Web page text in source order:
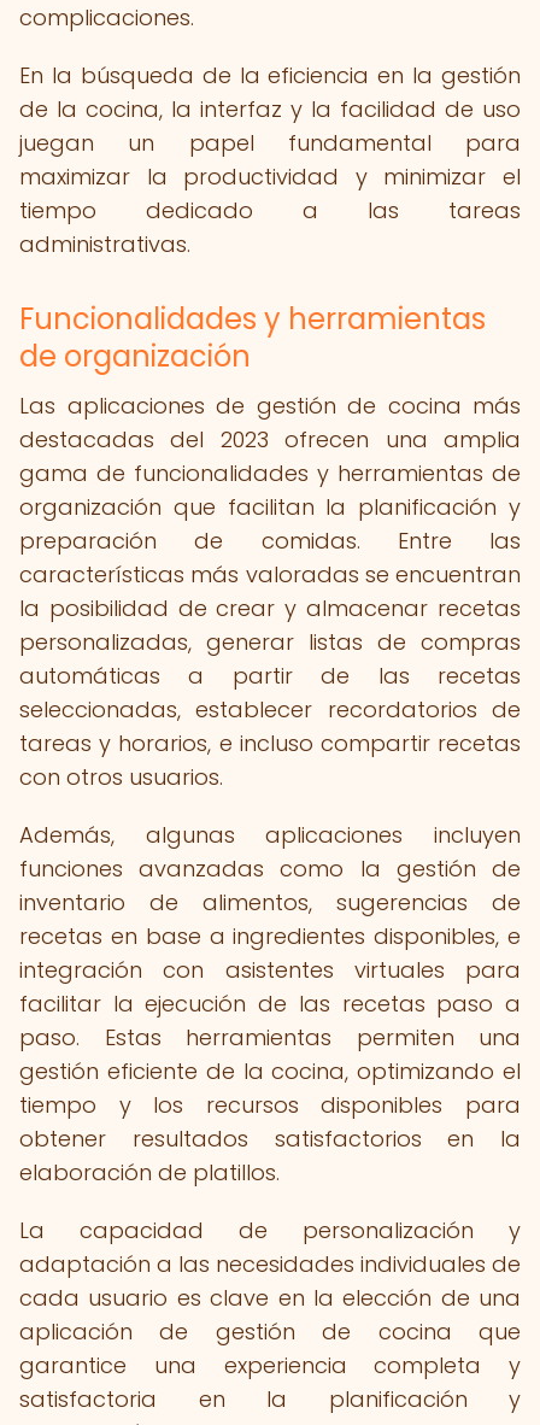
complicaciones.
En la búsqueda de la eficiencia en la gestión
de la cocina, la interfaz y la facilidad de uso
juegan un papel fundamental para
maximizar la productividad y minimizar el
tiempo dedicado a las tareas
administrativas.
Funcionalidades y herramientas
de organización
Las aplicaciones de gestión de cocina más
destacadas del 2023 ofrecen una amplia
gama de funcionalidades y herramientas de
organización que facilitan la planificación y
preparación de comidas. Entre las
características más valoradas se encuentran
la posibilidad de crear y almacenar recetas
personalizadas, generar listas de compras
automáticas a partir de las recetas
seleccionadas, establecer recordatorios de
tareas y horarios, e incluso compartir recetas
con otros usuarios.
Además, algunas aplicaciones incluyen
funciones avanzadas como la gestión de
inventario de alimentos, sugerencias de
recetas en base a ingredientes disponibles, e
integración con asistentes virtuales para
facilitar la ejecución de las recetas paso a
paso. Estas herramientas permiten una
gestión eficiente de la cocina, optimizando el
tiempo y los recursos disponibles para
obtener resultados satisfactorios en la
elaboración de platillos.
La capacidad de personalización y
adaptación a las necesidades individuales de
cada usuario es clave en la elección de una
aplicación de gestión de cocina que
garantice una experiencia completa y
satisfactoria en la planificación y